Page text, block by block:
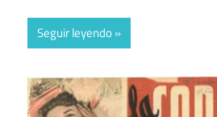
Seguir leyendo